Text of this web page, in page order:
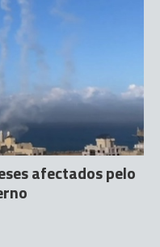
afectados pelo